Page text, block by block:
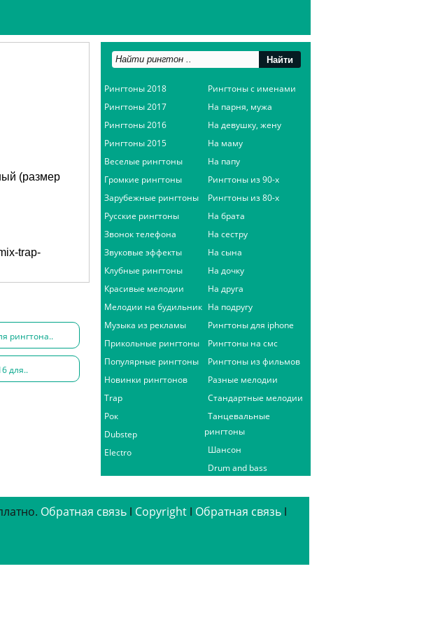
(размер
trap-
рингтона..
для..
Рингтоны 2018
Рингтоны 2017
Рингтоны 2016
Рингтоны 2015
Веселые рингтоны
Громкие рингтоны
Зарубежные рингтоны
Русские рингтоны
Звонок телефона
Звуковые эффекты
Клубные рингтоны
Красивые мелодии
Мелодии на будильник
Музыка из рекламы
Прикольные рингтоны
Популярные рингтоны
Новинки рингтонов
Trap
Рок
Dubstep
Electro
Рингтоны с именами
На парня, мужа
На девушку, жену
На маму
На папу
Рингтоны из 90-х
Рингтоны из 80-х
На брата
На сестру
На сына
На дочку
На друга
На подругу
Рингтоны для iphone
Рингтоны на смс
Рингтоны из фильмов
Разные мелодии
Стандартные мелодии
Танцевальные
рингтоны
Шансон
Drum and bass
Обратная связь ǀ Copyright ǀ Обратная связь ǀ